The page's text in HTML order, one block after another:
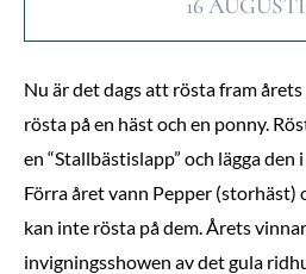
16 AUGUSTI
Nu är det dags att rösta fram
rösta på en häst och en ponny.
en “Stallbästislapp” och lägga den
Förra året vann Pepper (storhäst)
kan inte rösta på dem. Årets
invigningsshowen av det gula